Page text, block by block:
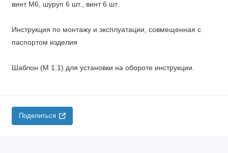
винт М6, шуруп 6 шт., винт 6 шт.
Инструкция по монтажу и эксплуатации, совмещенная с
паспортом изделия
Шаблон (М 1:1) для установки на обороте инструкции.
Поделиться